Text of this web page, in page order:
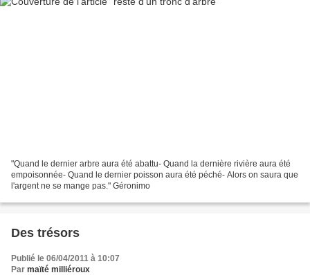
"Quand le dernier arbre aura été abattu- Quand la dernière rivière aura été
empoisonnée- Quand le dernier poisson aura été péché- Alors on saura que
l'argent ne se mange pas." Géronimo
Des trésors
Publié le 06/04/2011 à 10:07
Par maïté milliéroux